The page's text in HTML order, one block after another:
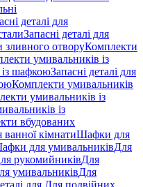
деталі для
Запасні деталі для
отворуКомплекти
умивальників із
шафкоюЗапасні деталі для
Комплекти умивальників
умивальників із
із
вбудованих
ванної кімнатиШафки для
для умивальниківДля
рукомийниківДля
умивальниківДля
для Для подвійних